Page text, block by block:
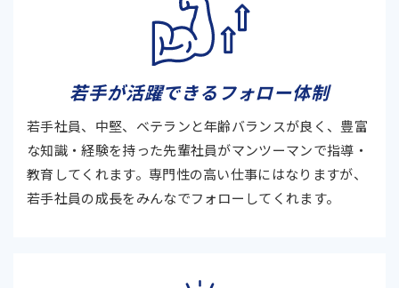
若手が活躍できる フォロー体制
若手社員、中堅、ベテランと年齢バランスが良く、豊富
な知識・経験を持った先輩社員がマンツーマンで指導・
教育してくれます。専門性の高い仕事にはなりますが、
若手社員の成長をみんなでフォローしてくれます。